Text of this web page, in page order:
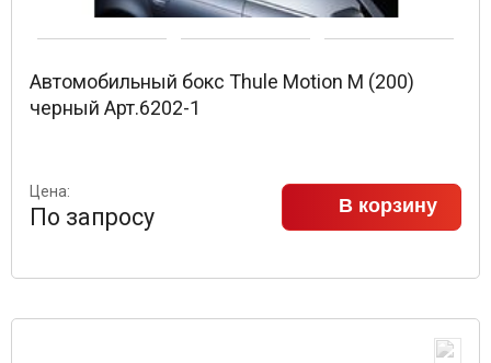
Автомобильный бокс Thule Motion M (200)
черный Арт.6202-1
Цена:
По запросу В корзину